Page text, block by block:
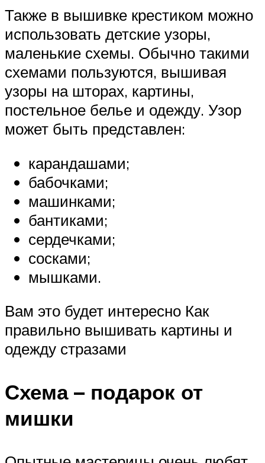
Также в вышивке крестиком можно
использовать детские узоры,
маленькие схемы. Обычно такими
схемами пользуются, вышивая
узоры на шторах, картины,
постельное белье и одежду. Узор
может быть представлен:
карандашами;
бабочками;
машинками;
бантиками;
сердечками;
сосками;
мышками.
Вам это будет интересно Как
правильно вышивать картины и
одежду стразами
Схема – подарок от
мишки